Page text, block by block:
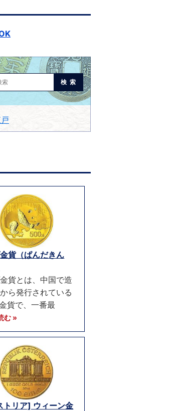
検索
貨（ぱんだきん
貨とは、中国で造
ら発行されている
貨で、一番最
む »
トリア] ウィーン金